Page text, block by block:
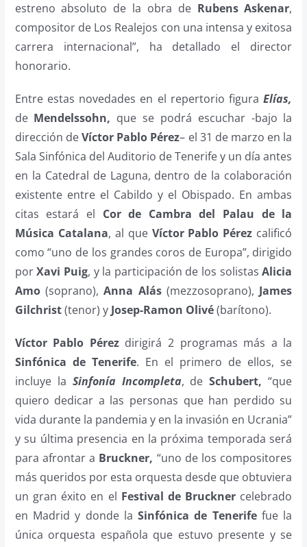
estreno absoluto de la obra de Rubens Askenar,
compositor de Los Realejos con una intensa y exitosa
carrera internacional”, ha detallado el director
honorario.
Entre estas novedades en el repertorio figuraElías,
de Mendelssohn, que se podrá escuchar -bajo la
dirección deVíctor Pablo Pérez– el 31 de marzo en la
Sala Sinfónica del Auditorio de Tenerife y un día antes
en la Catedral de Laguna, dentro de la colaboración
existente entre el Cabildo y el Obispado. En ambas
citas estará el Cor de Cambra del Palau de la
Música Catalana, al que Víctor Pablo Pérez calificó
como “uno de los grandes coros de Europa”, dirigido
porXavi Puig, y la participación de los solistasAlicia
Amo(soprano),Anna Alás(mezzosoprano), James
Gilchrist(tenor) y Josep-Ramon Olivé(barítono).
Víctor Pablo Pérezdirigirá 2 programas más a la
Sinfónica de Tenerife. En el primero de ellos, se
incluye la Sinfonía Incompleta, deSchubert, “que
quiero dedicar a las personas que han perdido su
vida durante la pandemia y en la invasión en Ucrania”
y su última presencia en la próxima temporada será
para afrontar a Bruckner, “uno de los compositores
más queridos por esta orquesta desde que obtuviera
un gran éxito en el Festival de Bruckner celebrado
en Madrid y donde laSinfónica de Tenerifefue la
única orquesta española que estuvo presente y se